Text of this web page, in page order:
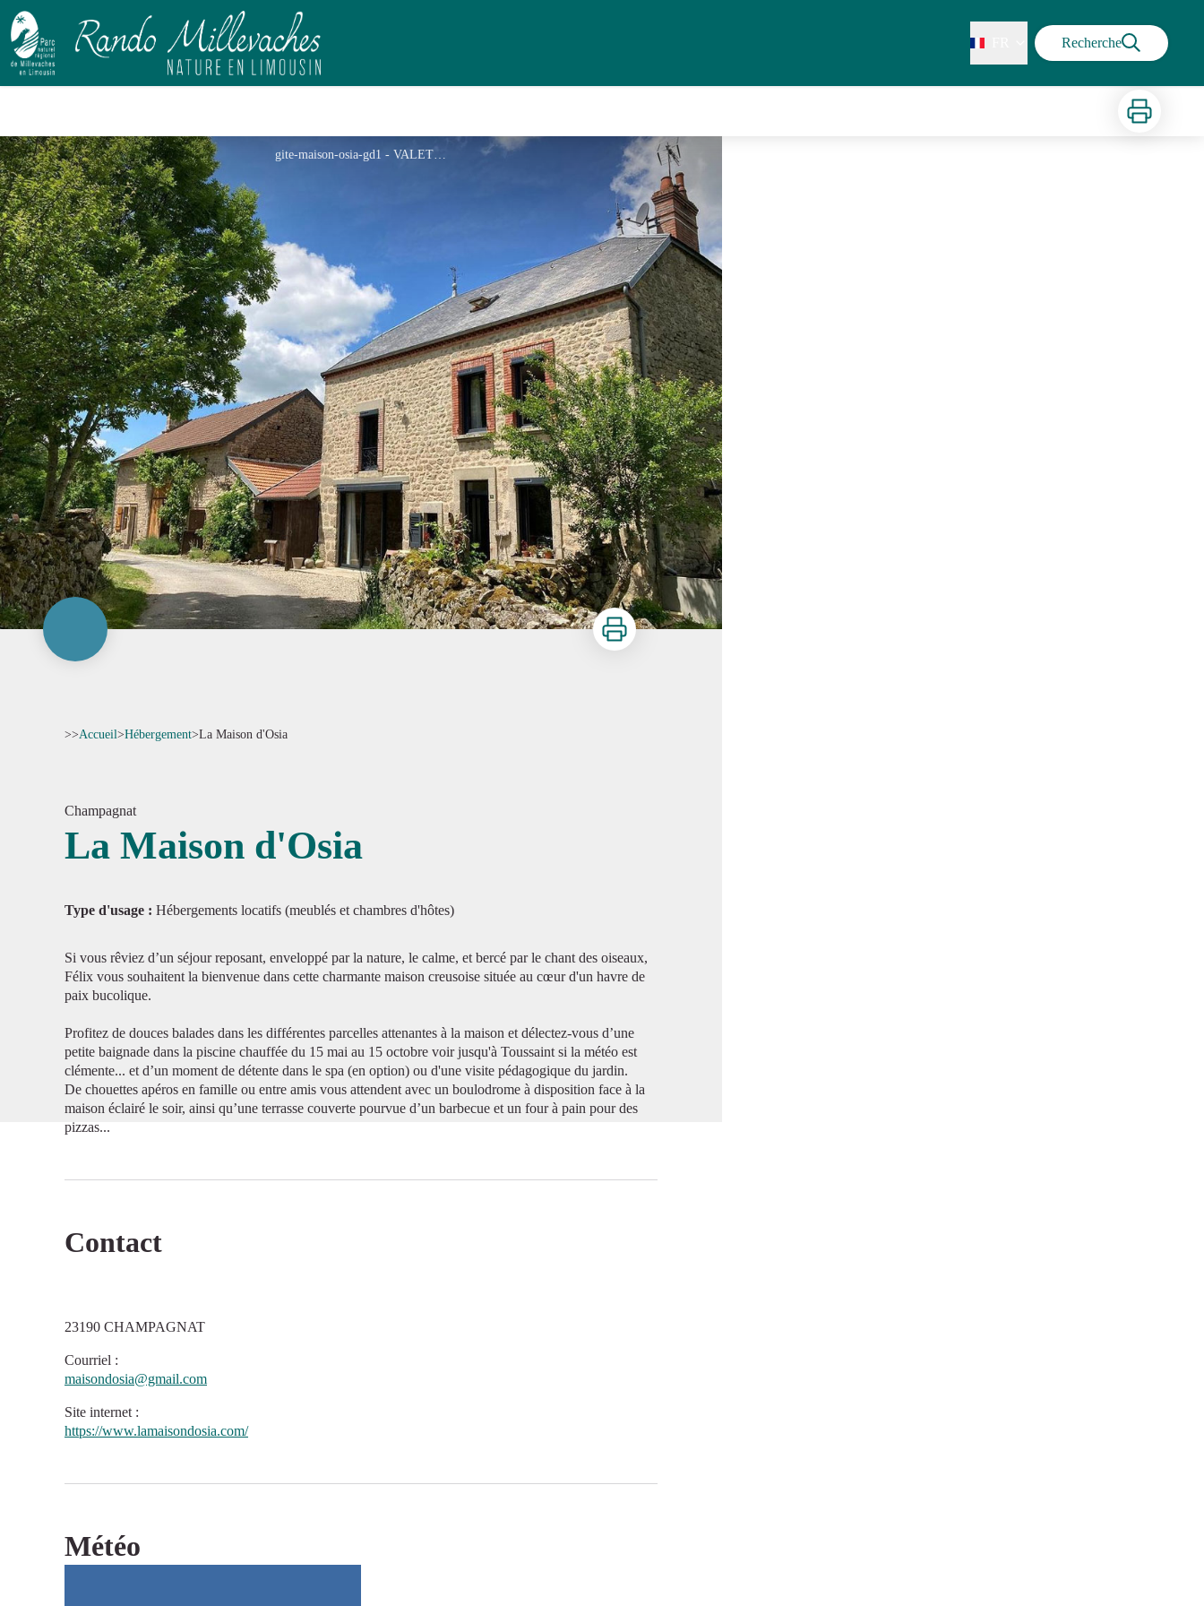
Recherche
Imprimer
gite-maison-osia-gd1 - VALETTE
Imprimer
>>Accueil>Hébergement>La Maison d'Osia
Champagnat
La Maison d'Osia
Type d'usage : Hébergements locatifs (meublés et chambres d'hôtes)
Si vous rêviez d’un séjour reposant, enveloppé par la nature, le calme, et bercé par le chant des oiseaux,
Félix vous souhaitent la bienvenue dans cette charmante maison creusoise située au cœur d'un havre de
paix bucolique.
Profitez de douces balades dans les différentes parcelles attenantes à la maison et délectez-vous d’une
petite baignade dans la piscine chauffée du 15 mai au 15 octobre voir jusqu'à Toussaint si la météo est
clémente... et d’un moment de détente dans le spa (en option) ou d'une visite pédagogique du jardin.
De chouettes apéros en famille ou entre amis vous attendent avec un boulodrome à disposition face à la
maison éclairé le soir, ainsi qu’une terrasse couverte pourvue d’un barbecue et un four à pain pour des
pizzas...
Contact
23190 CHAMPAGNAT
Courriel :
maisondosia@gmail.com
Site internet :
https://www.lamaisondosia.com/
Météo